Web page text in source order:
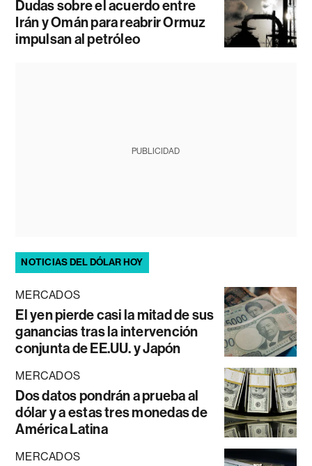
Dudas sobre el acuerdo entre
Irán y Omán para reabrir Ormuz
impulsan al petróleo
PUBLICIDAD
NOTICIAS DEL DÓLAR HOY
MERCADOS
El yen pierde casi la mitad de sus
ganancias tras la intervención
conjunta de EE.UU. y Japón
MERCADOS
Dos datos pondrán a prueba al
dólar y a estas tres monedas de
América Latina
MERCADOS